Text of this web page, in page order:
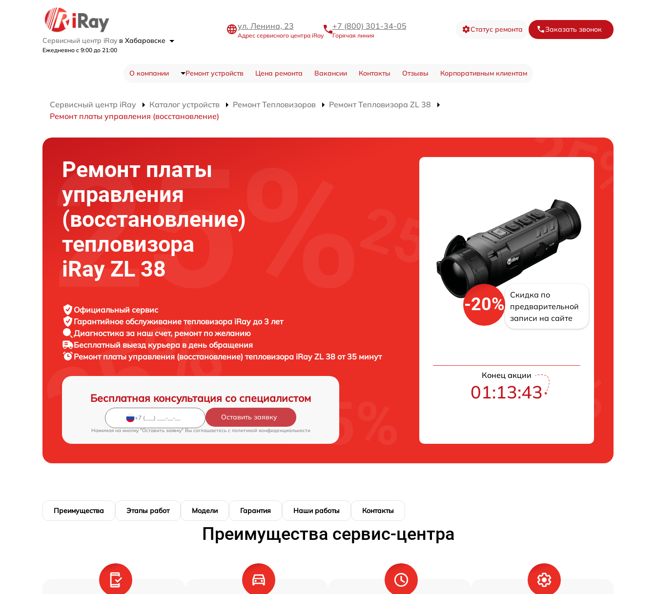
Сервисный центр iRay в Хабаровске
Ежедневно с 9:00 до 21:00
ул. Ленина, 23
Адрес сервисного центра iRay
+7 (800) 301-34-05
Горячая линия
Статус ремонта Заказать звонок
О компании Ремонт устройств Цена ремонта Вакансии Контакты Отзывы Корпоративным клиентам
Сервисный центр iRay Каталог устройств Ремонт Тепловизоров
Ремонт Тепловизора ZL 38
Ремонт платы управления (восстановление)
Ремонт платы
управления
(восстановление)
тепловизора
iRay ZL 38
Официальный сервис
Гарантийное обслуживание тепловизора iRay до 3 лет
Диагностика за наш счет, ремонт по желанию
Бесплатный выезд курьера в день обращения
Ремонт платы управления (восстановление) тепловизора iRay ZL 38 от 35 минут
Бесплатная консультация со специалистом
Оставить заявку
Нажимая на кнопку "Оставить заявку" Вы соглашаетесь c политикой конфиденциальности
-20%
Скидка по
предварительной
записи на сайте
Конец акции
01:13:42
Преимущества Этапы работ Модели Гарантия Наши работы Контакты
Преимущества сервис-центра